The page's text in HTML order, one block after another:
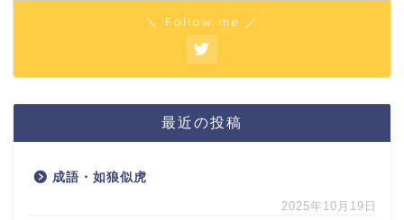
＼ Follow me ／
最近の投稿
成語・如狼似虎
2025年10月19日